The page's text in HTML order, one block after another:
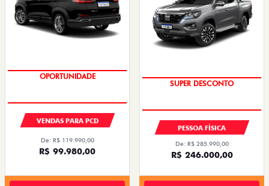
OPORTUNIDADE
VENDAS PARA PCD
De: R$ 119.990,00
R$ 99.980,00
SUPER DESCONTO
PESSOA FÍSICA
De: R$ 285.990,00
R$ 246.000,00